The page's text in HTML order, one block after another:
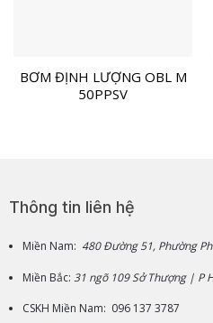
BƠM ĐỊNH LƯỢNG OBL M
50PPSV
Thông tin liên hệ
Miền Nam: 480 Đường 51, Phường
Miền Bắc: 31 ngõ 109 Sở Thượng | P
CSKH Miền Nam: 096 137 3787